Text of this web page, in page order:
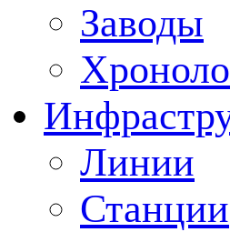
Заводы
Линии
Станции